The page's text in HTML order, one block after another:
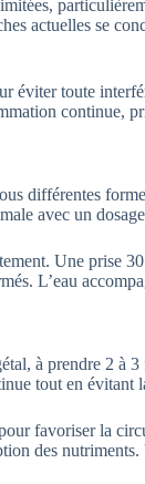
actuelles se
éviter toute
continue,
différentes
avec un
Une prise
L’eau
à prendre 2 à
tout en évitant
favoriser la
des